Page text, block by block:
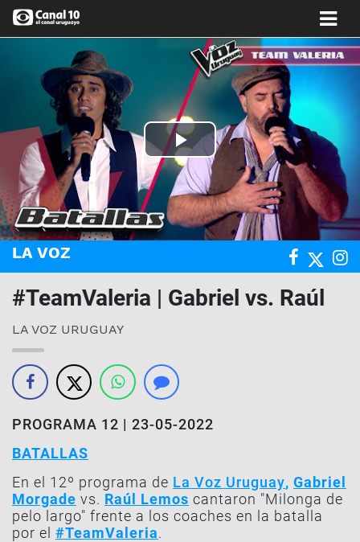
Play
Video
LA VOZ
#TeamValeria | Gabriel vs. Raúl
LA VOZ URUGUAY
PROGRAMA 12 | 23-05-2022
BATALLAS
En el 12º programa de La Voz Uruguay, Gabriel
Morgade vs. Raúl Lemos cantaron "Milonga de
pelo largo" frente a los coaches en la batalla
por el #TeamValeria.